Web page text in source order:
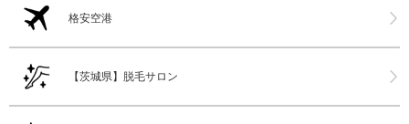
格安空港
【茨城県】脱毛サロン